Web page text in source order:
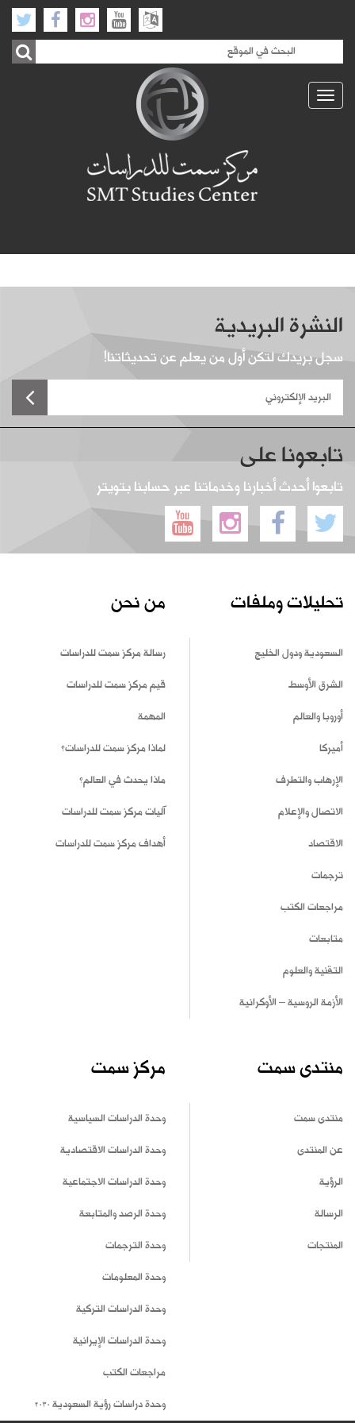
Toggle
navigation
النشرة البريدية
سجل بريدك لتكن أول من يعلم عن تحديثاتنا!
تابعونا على
تابعوا أحدث أخبارنا وخدماتنا عبر حسابنا بتويتر
تحليلات وملفات
السعودية ودول الخليج
الشرق الأوسط
أوروبا والعالم
أميركا
الإرهاب والتطرف
الاتصال والإعلام
الاقتصاد
ترجمات
مراجعات الكتب
متابعات
التقنية والعلوم
الأزمة الروسية – الأوكرانية
من نحن
رسالة مركز سمت للدراسات
قيم مركز سمت للدراسات
المهمة
لماذا مركز سمت للدراسات؟
ماذا يحدث في العالم؟
آليات مركز سمت للدراسات
أهداف مركز سمت للدراسات
منتدى سمت
منتدى سمت
عن المنتدى
الرؤية
الرسالة
المنتجات
مركز سمت
وحدة الدراسات السياسية
وحدة الدراسات الاقتصادية
وحدة الدراسات الاجتماعية
وحدة الرصد والمتابعة
وحدة الترجمات
وحدة المعلومات
وحدة الدراسات التركية
وحدة الدراسات الإيرانية
مراجعات الكتب
وحدة دراسات رؤية السعودية 2030